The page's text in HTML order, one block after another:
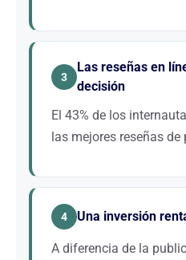
Realice una búsqueda en
usted, ya se benefician de
en términos de visibilidad y
3
Las reseñas en
decisión
El 43% de los
las mejores reseñas de
Una estrategia SEO
Google My Business y
potenciales.
4 Una inversión
A diferencia de la